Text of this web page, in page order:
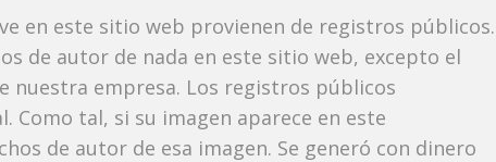
en este sitio web provienen de registros públicos.
de autor de nada en este sitio web, excepto el
nuestra empresa. Los registros públicos
Como tal, si su imagen aparece en este
de autor de esa imagen. Se generó con dinero